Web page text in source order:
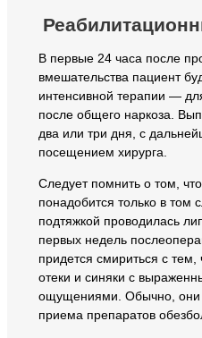
В первые 24 часа после
вмешательства пациент
интенсивной терапии —
после общего наркоза.
два или три дня, с
посещением хирурга.
Следует помнить о том,
понадобится только в том
подтяжкой проводилась
первых недель
придется смириться с тем,
отеки и синяки с
ощущениями. Обычно, они
приема препаратов